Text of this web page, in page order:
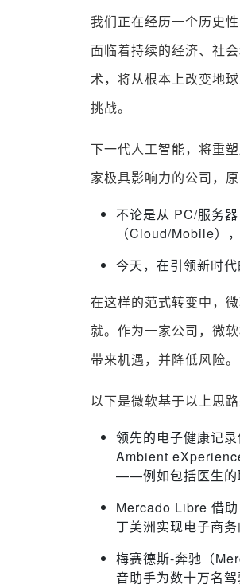
我们正在经历一个历史
面临着持续的经济、社
术，将从根本上改变地
挑战。
下一代人工智能，将重
家极具影响力的公司，原
不论是从 PC/服务
（Cloud/Mobile）
今天，在引领新时
在这样的范式转变中，
就。作为一家公司，微
带来机遇，并降低风险。
以下是微软基于以上思路
领先的电子健康记
Ambient
——例如包括医生的
Mercado Libre 借
丁美洲实现电子商务
梅赛德斯-奔驰（
音助手为数十万名驾